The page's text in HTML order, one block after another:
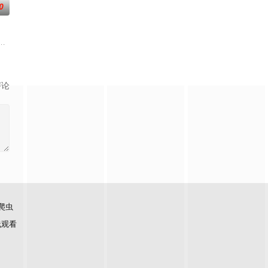
富。本季节目首次引入“竞
但十个勤天那份“想把地种好”的滚烫初心不变！将“见天地之广
虫
看